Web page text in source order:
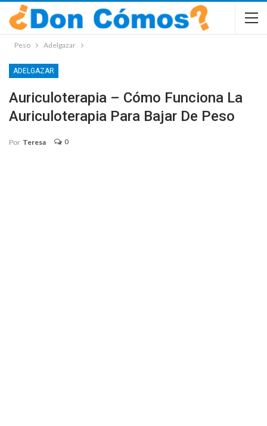
Peso Adelgazar
ADELGAZAR
Auriculoterapia – Cómo Funciona La
Auriculoterapia Para Bajar De Peso
Por Teresa 0